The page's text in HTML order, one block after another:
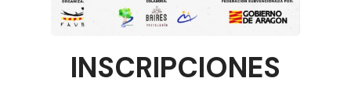
INSCRIPCIONES